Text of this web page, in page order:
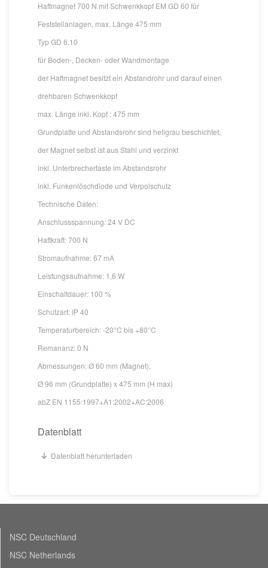
Haftmagnet 700 N mit Schwenkkopf EM GD 60 für
Feststellanlagen, max. Länge 475 mm
Typ GD 6.10
für Boden-, Decken- oder Wandmontage
der Haftmagnet besitzt ein Abstandrohr und darauf einen
drehbaren Schwenkkopf
max. Länge inkl. Kopf : 475 mm
Grundplatte und Abstandsrohr sind hellgrau beschichtet,
der Magnet selbst ist aus Stahl und verzinkt
inkl. Unterbrechertaste im Abstandsrohr
inkl. Funkenlöschdiode und Verpolschutz
Technische Daten:
Anschlussspannung: 24 V DC
Haftkraft: 700 N
Stromaufnahme: 67 mA
Leistungsaufnahme: 1,6 W
Einschaltdauer: 100 %
Schutzart: IP 40
Temperaturbereich: -20°C bis +80°C
Remananz: 0 N
Abmessungen: Ø 60 mm (Magnet),
Ø 96 mm (Grundplatte) x 475 mm (H max)
abZ EN 1155:1997+A1:2002+AC:2006
Datenblatt
Datenblatt herunterladen
NSC Deutschland
NSC Netherlands